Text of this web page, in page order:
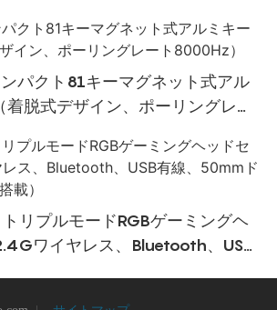
パクト81キーマグネット式アル
着脱式デザイン、ポーリングレー
リプルモードRGBゲーミングヘ
ワイヤレス、Bluetooth、USB